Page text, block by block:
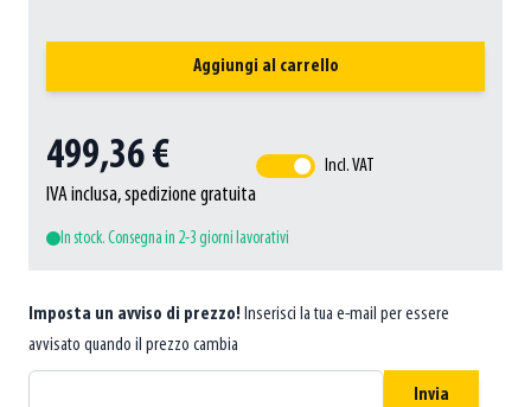
Aggiungi al carrello
499,36 €
IVA inclusa, spedizione gratuita
Incl. VAT
In stock. Consegna in 2-3 giorni lavorativi
Imposta un avviso di prezzo! Inserisci la tua e-mail per essere
avvisato quando il prezzo cambia
Invia